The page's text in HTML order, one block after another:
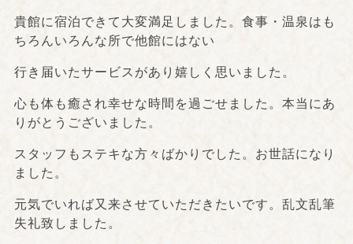
貴館に宿泊できて大変満足しました。食事・温泉はも
ちろんいろんな所で他館にはない
行き届いたサービスがあり嬉しく思いました。
心も体も癒され幸せな時間を過ごせました。本当にあ
りがとうございました。
スタッフもステキな方々ばかりでした。お世話になり
ました。
元気でいれば又来させていただきたいです。乱文乱筆
失礼致しました。